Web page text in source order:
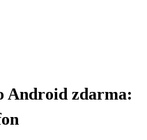
Android zdarma: